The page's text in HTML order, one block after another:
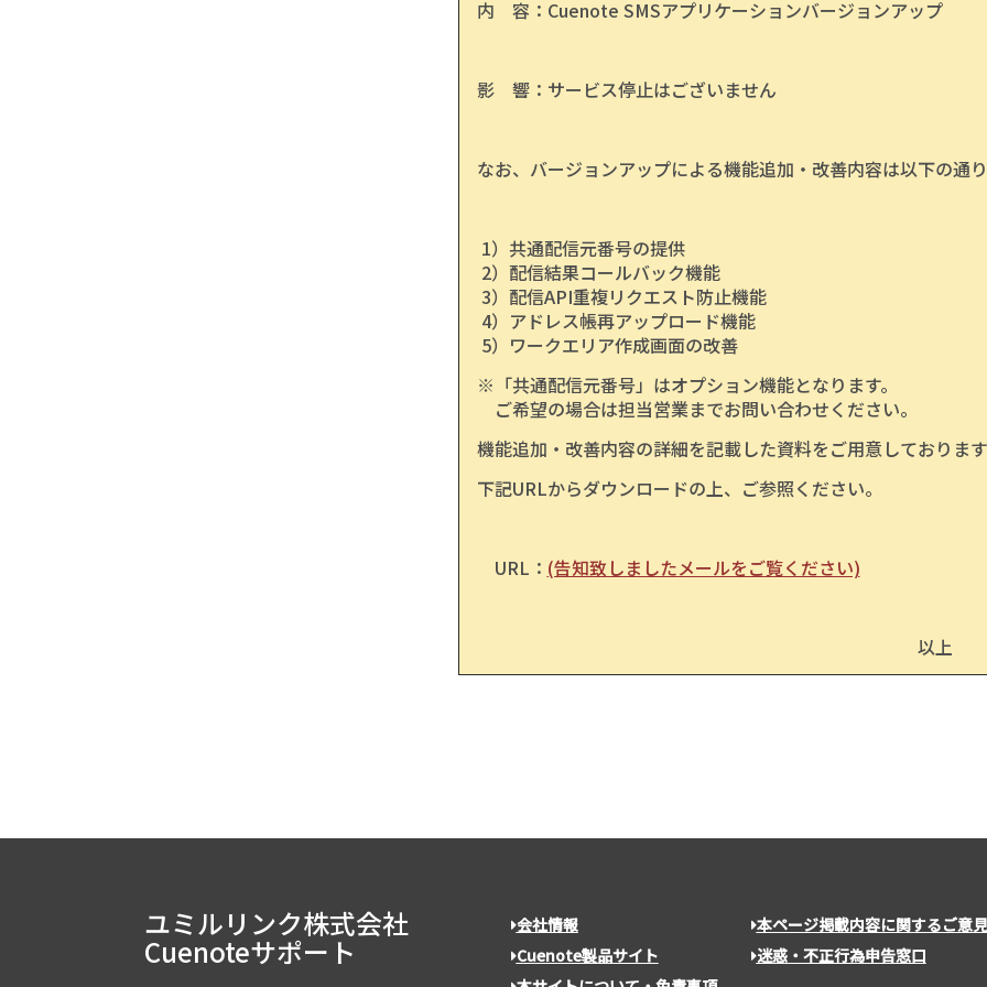
内 容：Cuenote SMSアプリケーションバージョンアップ
影 響：サービス停止はございません
なお、バージョンアップによる機能追加・改善内容は以下の通り
1）共通配信元番号の提供
2）配信結果コールバック機能
3）配信API重複リクエスト防止機能
4）アドレス帳再アップロード機能
5）ワークエリア作成画面の改善
※「共通配信元番号」はオプション機能となります。
ご希望の場合は担当営業までお問い合わせください。
機能追加・改善内容の詳細を記載した資料をご用意しております
下記URLからダウンロードの上、ご参照ください。
URL： (告知致しましたメールをご覧ください)
以上
ユミルリンク株式会社
Cuenoteサポート
会社情報
Cuenote製品サイト
本ページ掲載内容に関するご意
迷惑・不正行為申告窓口